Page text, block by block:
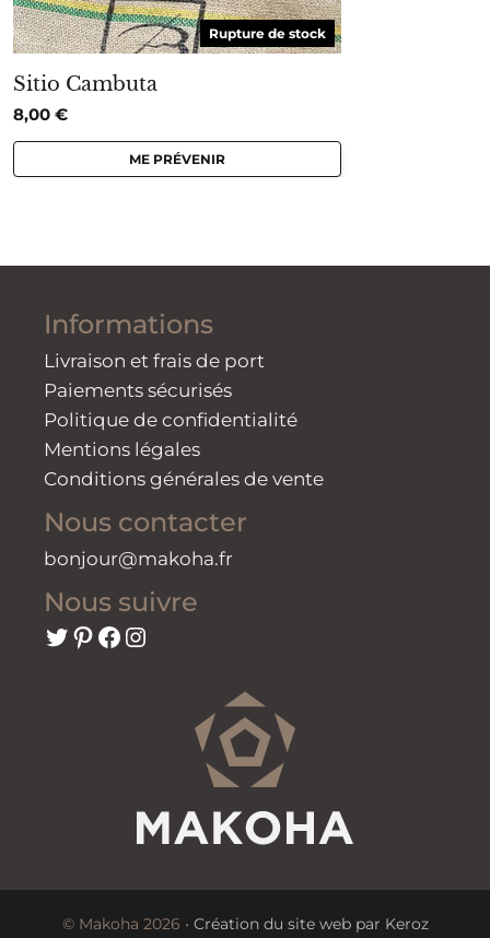
Rupture de stock
Sitio Cambuta
8,00 €
ME PRÉVENIR
Informations
Livraison et frais de port
Paiements sécurisés
Politique de confidentialité
Mentions légales
Conditions générales de vente
Nous contacter
bonjour@makoha.fr
Nous suivre
Twitter
Pinterest
Facebook
Instagram
© Makoha 2026 • Création du site web par Keroz